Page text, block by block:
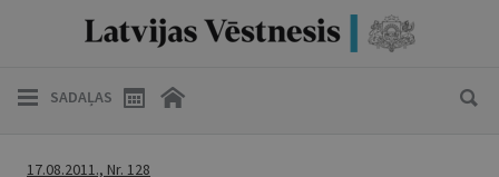
SADAĻAS
17.08.2011., Nr. 128